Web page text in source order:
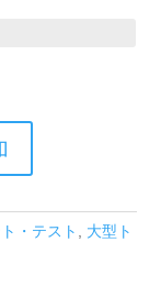
・テスト
大型ト